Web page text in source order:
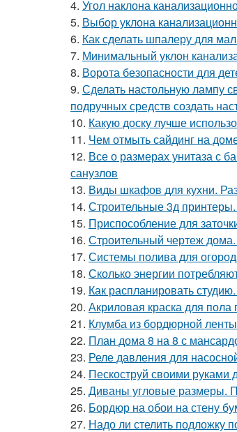
4. Угол наклона
5. Выбор уклона
6. Как сделать шпалеру для
7. Минимальный уклон
8. Ворота безопасности для
9. Сделать настольную лампу
подручных средств создать
10. Какую доску лучше
11. Чем отмыть сайдинг на
12. Все о размерах унитаза с
санузлов
13. Виды шкафов для кухни.
14. Строительные 3д
15. Приспособление для
16. Строительный чертеж
17. Системы полива для
18. Сколько энергии
19. Как распланировать
20. Акриловая краска для
21. Клумба из бордюрной
22. План дома 8 на 8 с
23. Реле давления для
24. Пескоструй своими руками
25. Диваны угловые размеры.
26. Бордюр на обои на стену
27. Надо ли стелить подложку